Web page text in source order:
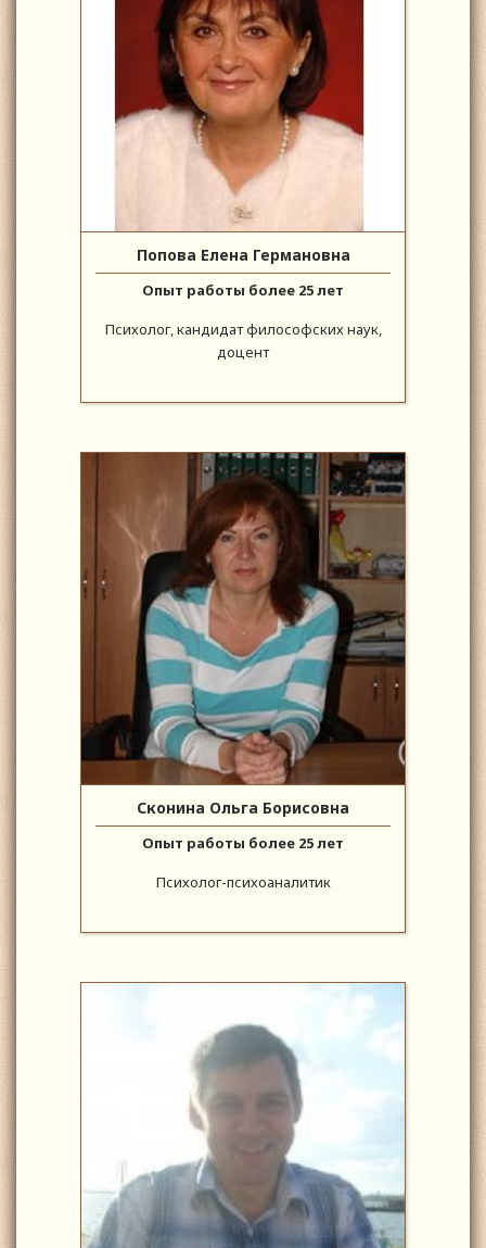
Попова Елена Германовна
Опыт работы более 25 лет
Психолог, кандидат философских наук,
доцент
Сконина Ольга Борисовна
Опыт работы более 25 лет
Психолог-психоаналитик